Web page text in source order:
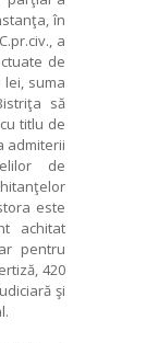
în
a
de
suma
să
titlu de
admiterii
de
este
achitat
pentru
420
şi